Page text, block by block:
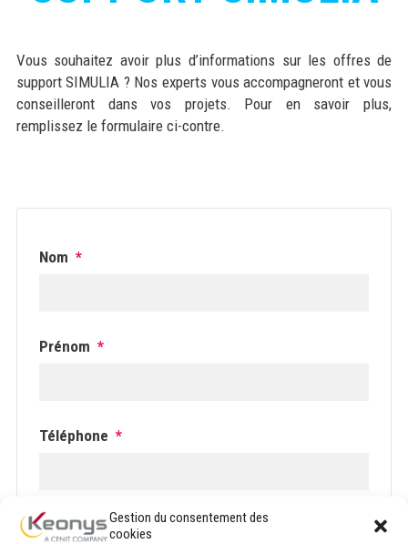
Gestion du consentement des
cookies
Vous souhaitez avoir plus d’informations sur les offres de
support SIMULIA ? Nos experts vous accompagneront et vous
conseilleront dans vos projets. Pour en savoir plus,
remplissez le formulaire ci-contre.
Nom *
Prénom *
Téléphone *
Email *